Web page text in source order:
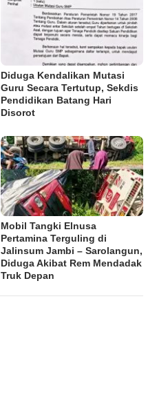
Diduga Kendalikan Mutasi
Guru Secara Tertutup, Sekdis
Pendidikan Batang Hari
Disorot
Mobil Tangki Elnusa
Pertamina Terguling di
Jalinsum Jambi – Sarolangun,
Diduga Akibat Rem Mendadak
Truk Depan